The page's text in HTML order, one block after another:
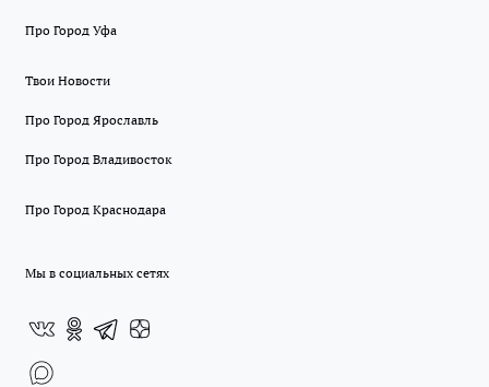
Про Город Уфа
Твои Новости
Про Город Ярославль
Про Город Владивосток
Про Город Краснодара
Мы в социальных сетях